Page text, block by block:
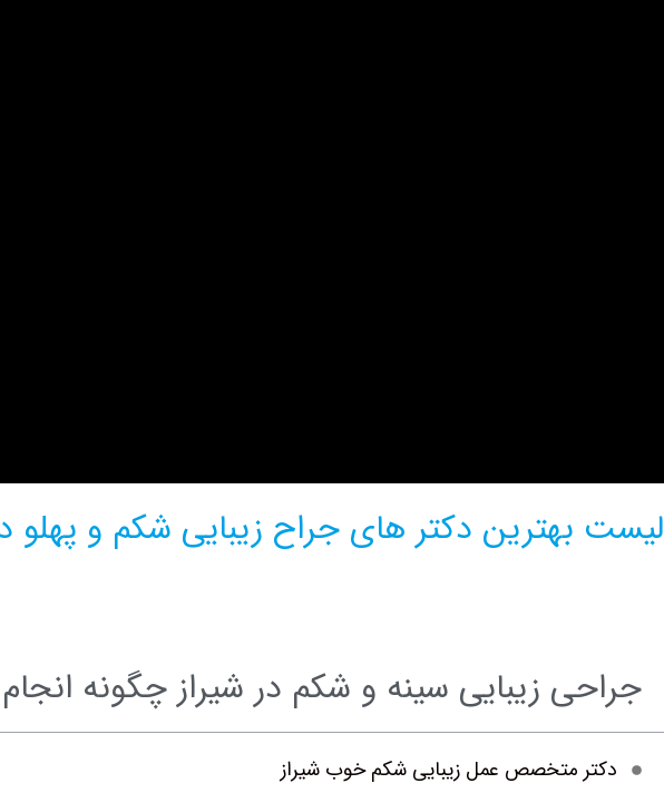
لیست بهترین دکتر های جراح زیبایی شکم و پهلو
جراحی زیبایی سینه و شکم در شیراز چگونه
دکتر متخصص عمل زیبایی شکم خوب شیراز